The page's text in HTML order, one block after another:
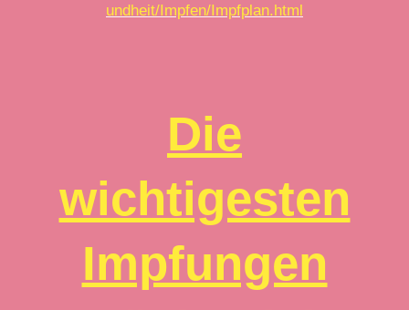
undheit/Impfen/Impfplan.html
Die
wichtigesten
Impfungen